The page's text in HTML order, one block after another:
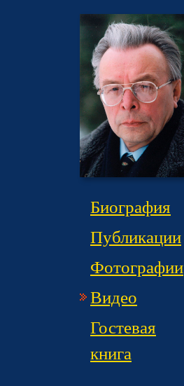
Биография
Публикации
Фотографии
Видео
Гостевая
книга